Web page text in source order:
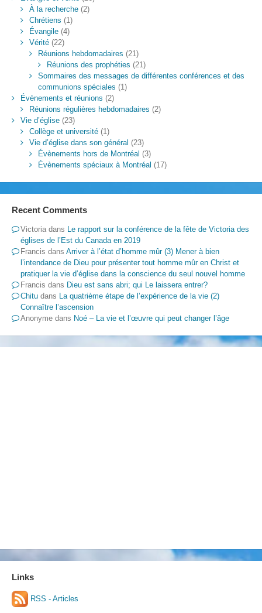
À la recherche(2)
Chrétiens (1)
Évangile(4)
Vérité(22)
Réunions hebdomadaires (21)
Réunions des prophéties (21)
Sommaires des messages de différentes conférences et des
communions spéciales (1)
Évènements et réunions (2)
Réunions régulières hebdomadaires (2)
Vie d’église(23)
Collège et université(1)
Vie d’église dans son général (23)
Évènements hors de Montréal (3)
Évènements spéciaux à Montréal (17)
Recent Comments
Victoriadans Le rapport sur la conférence de la fête de Victoria des
églises de l’Est du Canada en 2019
Francis dans Arriver à l’état d’homme mûr (3) Mener à bien
l’intendance de Dieu pour présenter tout homme mûr en Christ et
pratiquer la vie d’église dans la conscience du seul nouvel homme
Francis dans Dieu est sans abri; qui Le laissera entrer?
Chitudans La quatrième étape de l’expérience de la vie (2)
Connaître l’ascension
Anonymedans Noé – La vie et l’œuvre qui peut changer l’âge
Links
RSS - Articles